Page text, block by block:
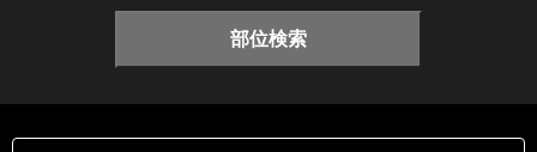
部位検索